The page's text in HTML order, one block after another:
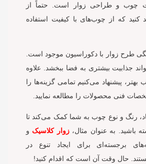
چوب و طراحی زوار است. حتماً از
کنید که از چوب‌های با کیفیت استفاده
طرح زوار با دکوراسیون موجود است.
جذابیت بیشتری به فضا ببخشد. علاوه
بهتر، پیشنهاد می‌کنیم تمامی گزینه‌ها را
فنی محصولات را مطالعه نمایید.
رنگ و نوع چوب به شما کمک می‌کند تا
باشید. به عنوان مثال،زوار کلاسیک و
برجسته‌ای برای ایجاد تنوع در
حال وقت آن است که اقدام کنید!